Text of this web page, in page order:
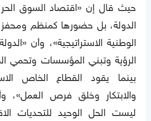
حيث قال إن «اقتصاد السوق
الدولة، بل حضورها كمنظم
الوطنية الاستراتيجية»، وأن
الرؤية وتبني المؤسسات وتحمي
بينما يقود القطاع الخاص
والابتكار وخلق فرص العمل»،
ليست الحل الوحيد للتحديات